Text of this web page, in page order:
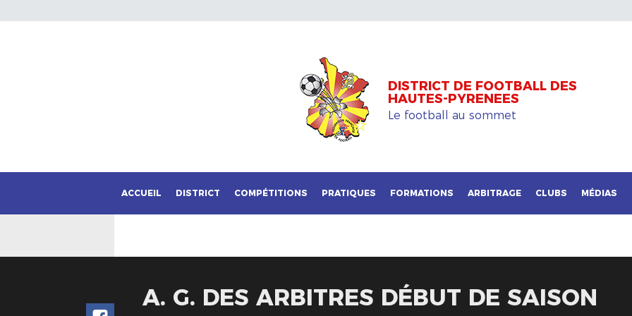
DISTRICT DE FOOTBALL DES
HAUTES-PYRENEES
Le football au sommet
ACCUEIL DISTRICT COMPÉTITIONS PRATIQUES FORMATIONS ARBITRAGE CLUBS MÉDIAS
A. G. DES ARBITRES DÉBUT DE SAISON